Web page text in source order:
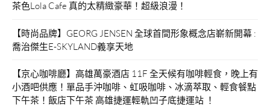
茶色Lola Cafe 真的太精緻豪華！超級浪漫！
【時尚品牌】GEORG JENSEN 全球首間形象概念店嶄新開幕 :
喬治傑生E-SKYLAND義享天地
【京心咖啡廳】高雄萬豪酒店 11F 全天候有咖啡輕食，晚上有
小酒吧供應！單品手沖咖啡、虹吸咖啡、冰滴萃取、輕食餐點
下午茶！飯店下午茶 高雄捷運輕軌凹子底捷運站 ！